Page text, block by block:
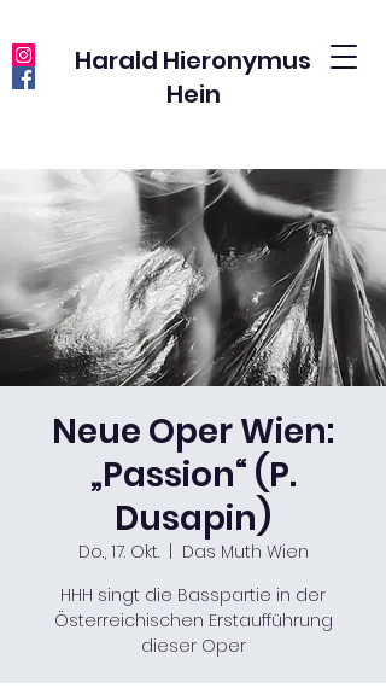
Harald Hieronymus
Hein
Neue Oper Wien:
„Passion“ (P.
Dusapin)
Do., 17. Okt.
  |
Das Muth Wien
HHH singt die Basspartie in der
Österreichischen Erstaufführung
dieser Oper